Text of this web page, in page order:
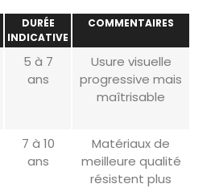
DURÉE
INDICATIVE
COMMENTAIRES
5 à 7
ans
Usure visuelle
progressive mais
maîtrisable
7 à 10
ans
Matériaux de
meilleure qualité
résistent plus